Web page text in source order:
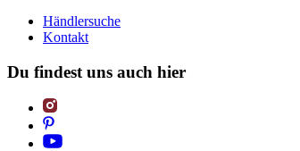
Händlersuche
Kontakt
Du findest uns auch hier